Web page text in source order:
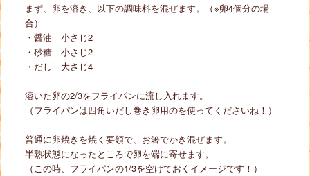
まず、卵を溶き、以下の調味料を混ぜます。（※卵4個分の場
合）
・醤油 小さじ2
・砂糖 小さじ2
・だし 大さじ4
溶いた卵の2/3をフライパンに流し入れます。
（フライパンは四角いだし巻き卵用のを使ってくださいね！）
普通に卵焼きを焼く要領で、お箸でかき混ぜます。
半熟状態になったところで卵を端に寄せます。
（この時、フライパンの1/3を空けておくイメージです！）